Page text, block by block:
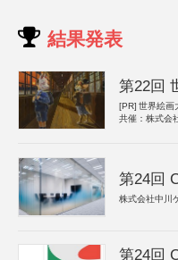
結果発表
第22回
[PR] 世界絵画
共催：株式会
第24回
株式会社中川
第24回